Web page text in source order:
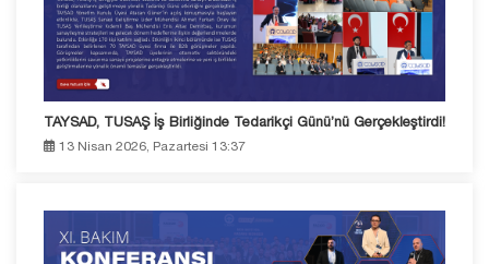
TAYSAD, TUSAŞ İş Birliğinde Tedarikçi Günü’nü Gerçekleştirdi!
13 Nisan 2026, Pazartesi 13:37